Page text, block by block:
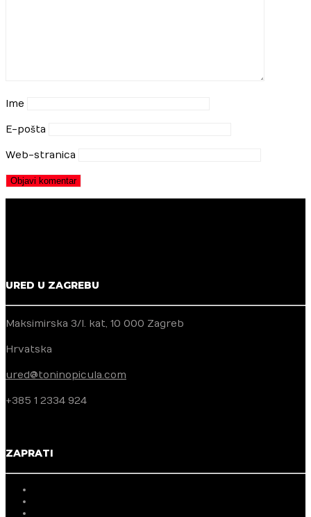
Ime
E-pošta
Web-stranica
URED U ZAGREBU
Maksimirska 3/I. kat, 10 000 Zagreb
Hrvatska
ured@toninopicula.com
+385 1 2334 924
ZAPRATI